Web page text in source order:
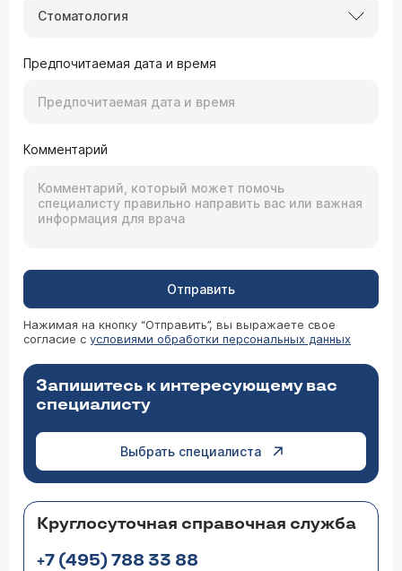
Стоматология
Предпочитаемая дата и время
Комментарий
Отправить
Нажимая на кнопку “Отправить”, вы выражаете свое
согласие с условиями обработки персональных данных
Запишитесь к интересующему вас
специалисту
Выбрать специалиста
Круглосуточная справочная служба
+7 (495) 788 33 88